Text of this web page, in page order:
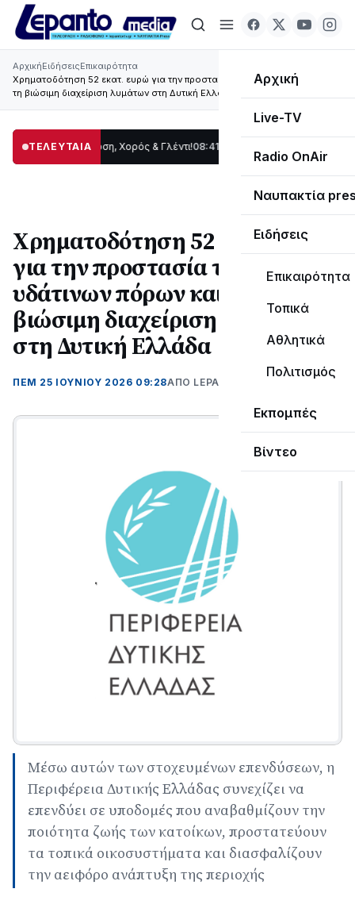
Αρχική
Live-TV
Radio OnAir
Ναυπακτία
Ειδήσεις
Επικαιρότητα
Τοπικά
Αθλητικά
Πολιτισμός
Εκπομπές
Βίντεο
ΑρχικήΕιδήσειςΕπικαιρότητα
Χρηματοδότηση 52 εκατ. ευρώ για την προστασία των υδάτινων πόρων και
τη βιώσιμη διαχείριση λυμάτων στη Δυτική Ελλάδα
ΤΕΛΕΥΤΑΙΑ
Παράδοση, Χορός & Γλέντι!08:41 ΤΟ ΠΑΡΤΥ ΣΥΝΕΧΙΖΕΤΑΙ…
Χρηματοδότηση 52 εκατ. ευρώ
για την προστασία των
υδάτινων πόρων και τη
βιώσιμη διαχείριση λυμάτων
στη Δυτική Ελλάδα
ΠΕΜ 25 ΙΟΥΝΊΟΥ 2026 09:28ΑΠΌ LEPANTO RTV
Μέσω αυτών των στοχευμένων επενδύσεων, η
Περιφέρεια Δυτικής Ελλάδας συνεχίζει να
επενδύει σε υποδομές που αναβαθμίζουν την
ποιότητα ζωής των κατοίκων, προστατεύουν
τα τοπικά οικοσυστήματα και διασφαλίζουν
την αειφόρο ανάπτυξη της περιοχής